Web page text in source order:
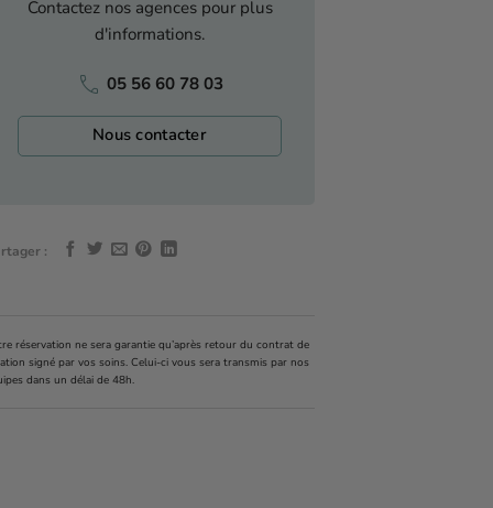
Contactez nos agences pour plus
d'informations.
phone 05 56 60 78 03
Nous contacter
:
réservation ne sera garantie qu’après retour du contrat de
signé par vos soins. Celui-ci vous sera transmis par nos
dans un délai de 48h.